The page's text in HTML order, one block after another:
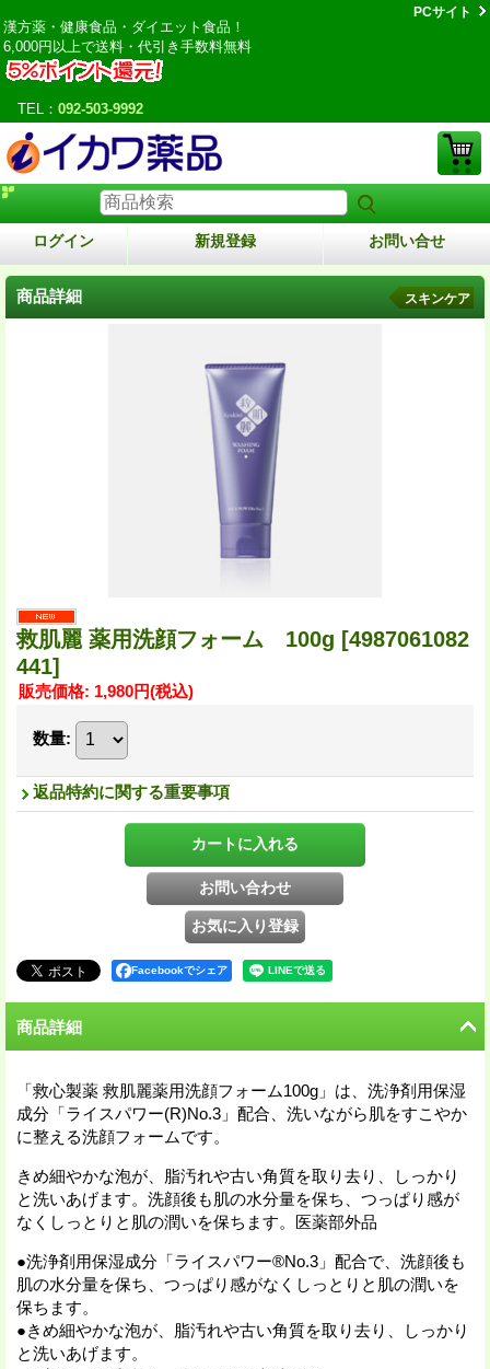
漢方薬・健康食品・ダイエット食品！
6,000円以上で送料・代引き手数料無料
TEL： 092-503-9992
PCサイト
ログイン 新規登録 お問い合せ
商品詳細 スキンケア
救肌麗 薬用洗顔フォーム 100g [4987061082
441]
販売価格: 1,980円(税込)
数量:
返品特約に関する重要事項
Facebookでシェア
商品詳細
「救心製薬 救肌麗薬用洗顔フォーム100g」は、洗浄剤用保湿
成分「ライスパワー(R)No.3」配合、洗いながら肌をすこやか
に整える洗顔フォームです。
きめ細やかな泡が、脂汚れや古い角質を取り去り、しっかり
と洗いあげます。洗顔後も肌の水分量を保ち、つっぱり感が
なくしっとりと肌の潤いを保ちます。医薬部外品
●洗浄剤用保湿成分「ライスパワー®No.3」配合で、洗顔後も
肌の水分量を保ち、つっぱり感がなくしっとりと肌の潤いを
保ちます。
●きめ細やかな泡が、脂汚れや古い角質を取り去り、しっかり
と洗いあげます。